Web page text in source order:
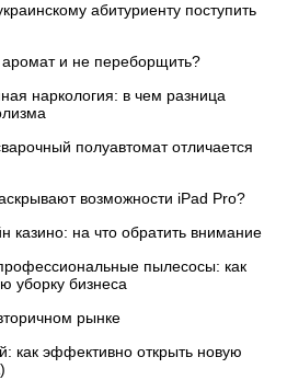
абитуриенту поступить
аромат и не переборщить?
наркология: в чем разница
полуавтомат отличается
возможности iPad Pro?
казино: на что обратить внимание
пылесосы: как
уборку бизнеса
рынке
как эффективно открыть новую